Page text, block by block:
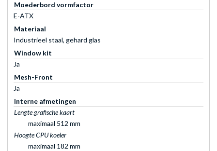
Moederbord vormfactor
E-ATX
Materiaal
Industrieel staal, gehard glas
Window kit
Ja
Mesh-Front
Ja
Interne afmetingen
Lengte grafische kaart
maximaal 512 mm
Hoogte CPU koeler
maximaal 182 mm